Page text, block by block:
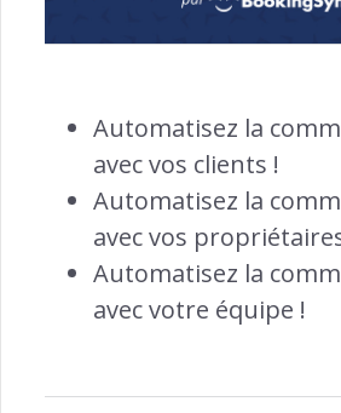
Automatisez la
avec vos clients !
Automatisez la
avec vos
Automatisez la
avec votre équipe !
Channel Manager →
ENGAGEMENT
Notifications
Relation Client →